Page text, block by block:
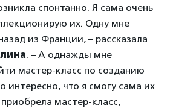
спонтанно. Я сама очень
их. Одну мне
из Франции, – рассказала
. – А однажды мне
мастер-класс по созданию
интересно, что я смогу сама их
приобрела мастер-класс,